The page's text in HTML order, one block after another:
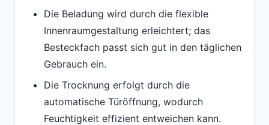
Die Beladung wird durch die flexible
Innenraumgestaltung erleichtert; das
Besteckfach passt sich gut in den täglichen
Gebrauch ein.
Die Trocknung erfolgt durch die
automatische Türöffnung, wodurch
Feuchtigkeit effizient entweichen kann.